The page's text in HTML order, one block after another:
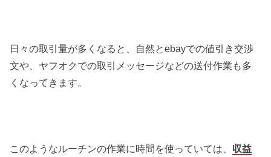
日々の取引量が多くなると、自然とebayでの値引き交渉
文や、ヤフオクでの取引メッセージなどの送付作業も多
くなってきます。
このようなルーチンの作業に時間を使っていては、 収益